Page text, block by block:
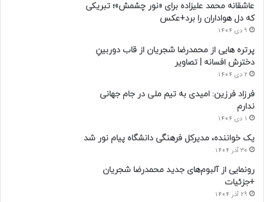
عاشقانه محمد علیزاده برای «نور چشمش»؛ تبریکی
که دل هواداران را برد+عکس
9 دی 1404
پرتره هایی از محمدرضا شجریان از قاب دوربینِ
دخترش افسانه | تصاویر
2 دی 1404
فرزاد فرزین: امیدی به تیم ملی در جام جهانی
ندارم
1 دی 1404
یک خواننده، مدیرکل فرهنگی دانشگاه پیام نور شد
30 آذر 1404
رونمایی از آلبوم‌های جدید محمدرضا شجریان
+جزئیات
29 آذر 1404